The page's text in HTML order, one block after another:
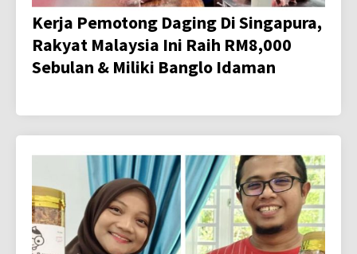
Kerja Pemotong Daging Di Singapura,
Rakyat Malaysia Ini Raih RM8,000
Sebulan & Miliki Banglo Idaman